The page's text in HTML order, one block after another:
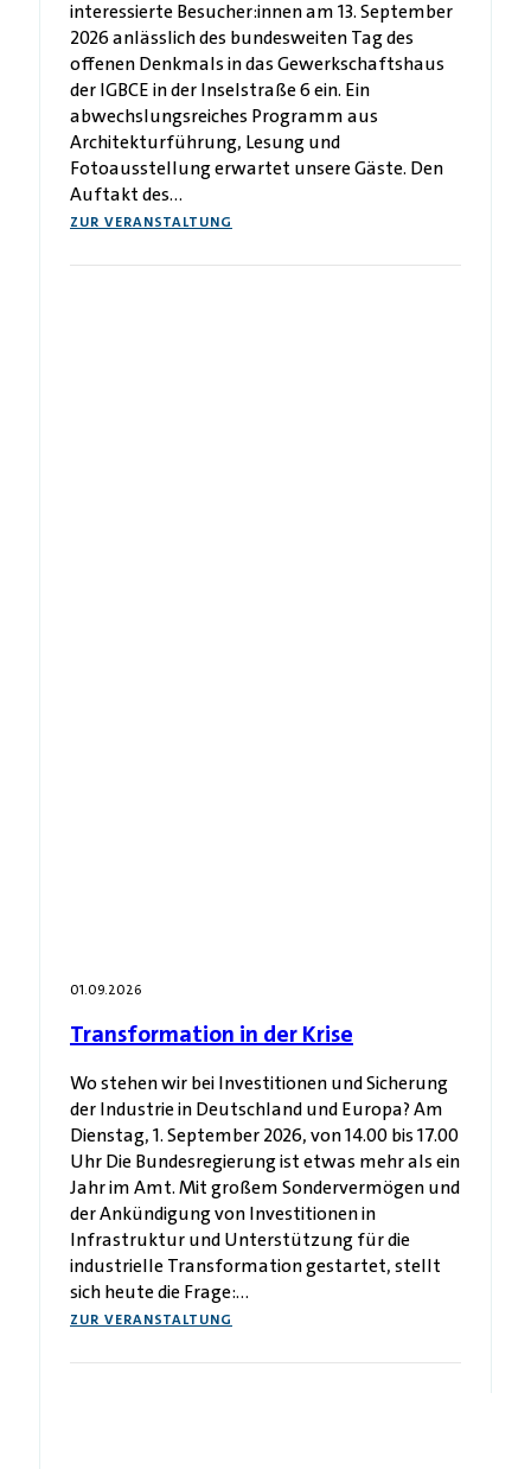
interessierte Besucher:innen am 13. September
2026 anlässlich des bundesweiten Tag des
offenen Denkmals in das Gewerkschaftshaus
der IGBCE in der Inselstraße 6 ein. Ein
abwechslungsreiches Programm aus
Architekturführung, Lesung und
Fotoausstellung erwartet unsere Gäste. Den
Auftakt des…
ZUR VERANSTALTUNG
01.09.2026
Transformation in der Krise
Wo stehen wir bei Investitionen und Sicherung
der Industrie in Deutschland und Europa? Am
Dienstag, 1. September 2026, von 14.00 bis 17.00
Uhr Die Bundesregierung ist etwas mehr als ein
Jahr im Amt. Mit großem Sondervermögen und
der Ankündigung von Investitionen in
Infrastruktur und Unterstützung für die
industrielle Transformation gestartet, stellt
sich heute die Frage:…
ZUR VERANSTALTUNG